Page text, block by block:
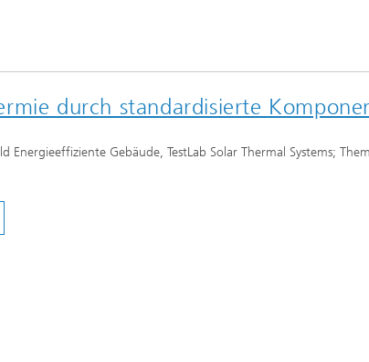
durch standardisierte
Energieeffiziente Gebäude, TestLab Solar Thermal Systems;